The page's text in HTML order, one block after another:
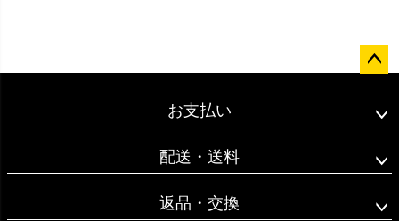
ップ
お支払い
配送・送料
返品・交換